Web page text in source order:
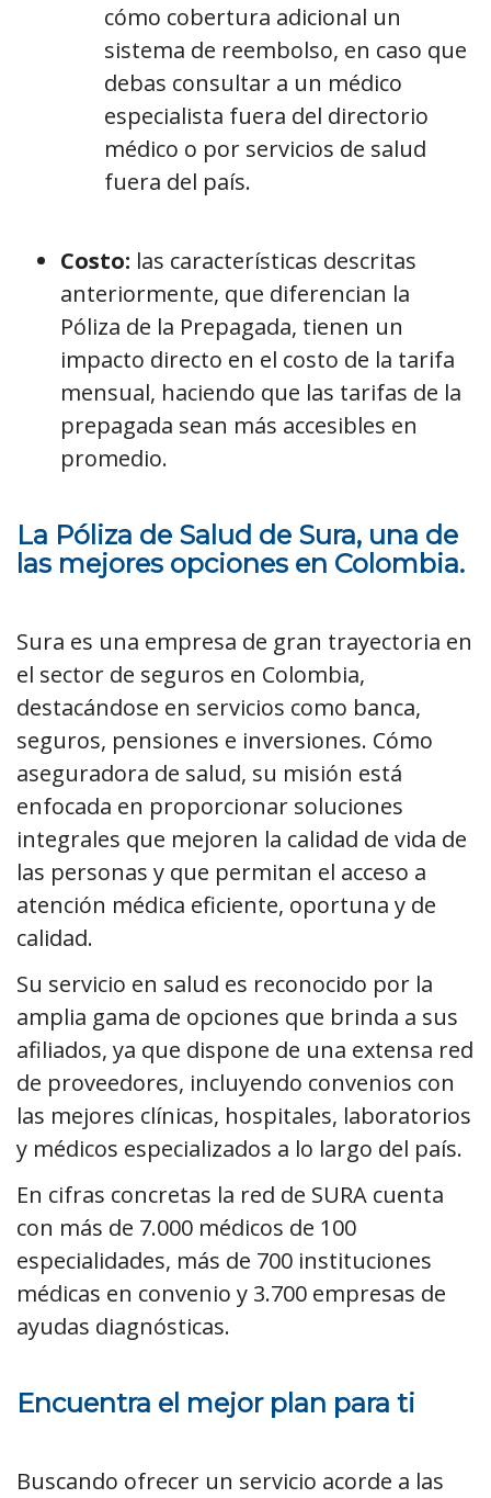
cómo cobertura adicional un
sistema de reembolso, en caso que
debas consultar a un médico
especialista fuera del directorio
médico o por servicios de salud
fuera del país.
Costo: las características descritas
anteriormente, que diferencian la
Póliza de la Prepagada, tienen un
impacto directo en el costo de la tarifa
mensual, haciendo que las tarifas de la
prepagada sean más accesibles en
promedio.
La Póliza de Salud de Sura, una de
las mejores opciones en Colombia.
Sura es una empresa de gran trayectoria en
el sector de seguros en Colombia,
destacándose en servicios como banca,
seguros, pensiones e inversiones. Cómo
aseguradora de salud, su misión está
enfocada en proporcionar soluciones
integrales que mejoren la calidad de vida de
las personas y que permitan el acceso a
atención médica eficiente, oportuna y de
calidad.
Su servicio en salud es reconocido por la
amplia gama de opciones que brinda a sus
afiliados, ya que dispone de una extensa red
de proveedores, incluyendo convenios con
las mejores clínicas, hospitales, laboratorios
y médicos especializados a lo largo del país.
En cifras concretas la red de SURA cuenta
con más de 7.000 médicos de 100
especialidades, más de 700 instituciones
médicas en convenio y 3.700 empresas de
ayudas diagnósticas.
Encuentra el mejor plan para ti
Buscando ofrecer un servicio acorde a las